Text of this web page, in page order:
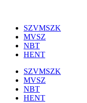
SZVMSZK
MVSZ
NBT
HENT
SZVMSZK
MVSZ
NBT
HENT